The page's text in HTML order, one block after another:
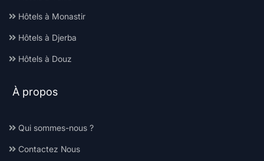
Hôtels à Monastir
Hôtels à Djerba
Hôtels à Douz
À propos
Qui sommes-nous ?
Contactez Nous